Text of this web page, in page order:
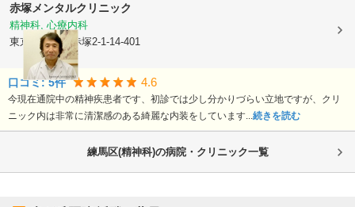
赤塚メンタルクリニック
精神科, 心療内科
東京都板橋区赤塚2-1-14-401
口コミ:5件 4.6
今現在通院中の精神疾患者です、初診では少し分かりづらい立地ですが、クリ
ニック内は非常に清潔感のある綺麗な内装をしています... 続きを読む
練馬区(精神科)の病院・クリニック一覧